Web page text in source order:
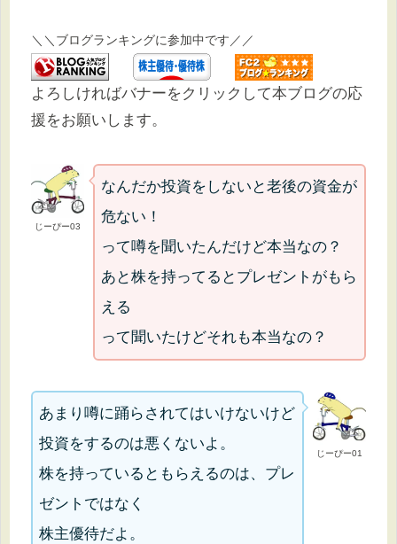
＼＼ブログランキングに参加中です／／
よろしければバナーをクリックして本ブログの応
援をお願いします。
じーぴー03
なんだか投資をしないと老後の資金が
危ない！
って噂を聞いたんだけど本当なの？
あと株を持ってるとプレゼントがもら
える
って聞いたけどそれも本当なの？
じーぴー01
あまり噂に踊らされてはいけないけど
投資をするのは悪くないよ。
株を持っているともらえるのは、プレ
ゼントではなく
株主優待だよ。